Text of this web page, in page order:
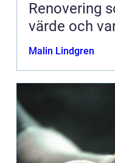
Renovering
värde och
Malin Lindgren